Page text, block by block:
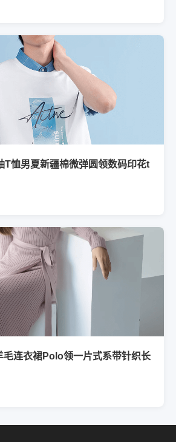
T恤男夏新疆棉微弹圆领数码印花t
毛连衣裙Polo领一片式系带针织长